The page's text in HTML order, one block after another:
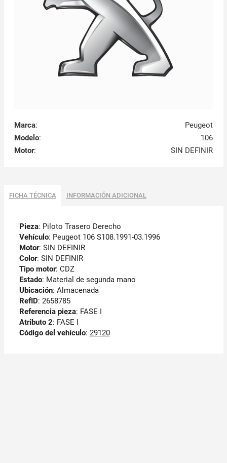
Marca:
Peugeot
Modelo:
106
Motor: SIN DEFINIR
FICHA TÉCNICA INFORMACIÓN ADICIONAL
Pieza: Piloto Trasero Derecho
Vehículo: Peugeot 106 S108.1991-03.1996
Motor: SIN DEFINIR
Color: SIN DEFINIR
Tipo motor: CDZ
Estado: Material de segunda mano
Ubicación: Almacenada
RefID: 2658785
Referencia pieza: FASE I
Atributo 2: FASE I
Código del vehículo: 29120